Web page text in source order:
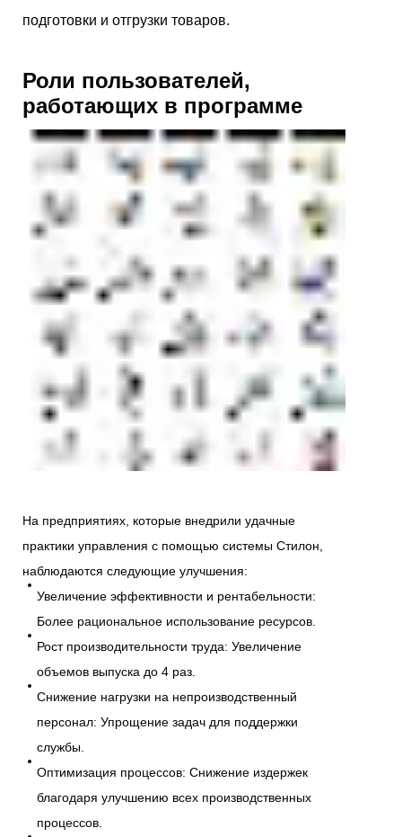
подготовки и отгрузки товаров.
Роли пользователей,
работающих в программе
На предприятиях, которые внедрили удачные
практики управления с помощью системы Стилон,
наблюдаются следующие улучшения:
Увеличение эффективности и рентабельности:
Более рациональное использование ресурсов.
Рост производительности труда: Увеличение
объемов выпуска до 4 раз.
Снижение нагрузки на непроизводственный
персонал: Упрощение задач для поддержки
службы.
Оптимизация процессов: Снижение издержек
благодаря улучшению всех производственных
процессов.